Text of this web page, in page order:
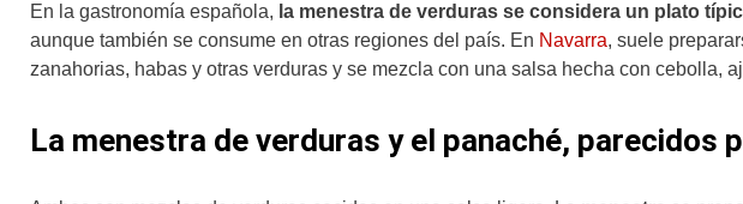
En la gastronomía española, la menestra de verduras se considera un plato
aunque también se consume en otras regiones del país. En Navarra, suele
zanahorias, habas y otras verduras y se mezcla con una salsa hecha con cebolla,
La menestra de verduras y el panaché, parecidos